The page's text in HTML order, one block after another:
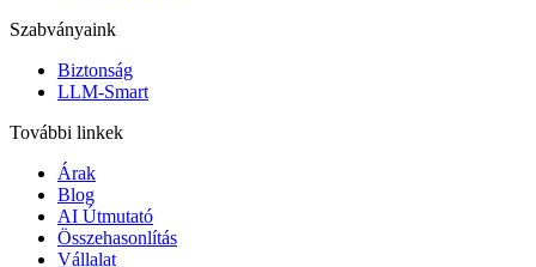
Szabványaink
Biztonság
LLM-Smart
További linkek
Árak
Blog
AI Útmutató
Összehasonlítás
Vállalat